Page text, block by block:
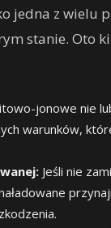
jedna z wielu
stanie. Oto
jonowe nie
warunków,
Jeśli nie